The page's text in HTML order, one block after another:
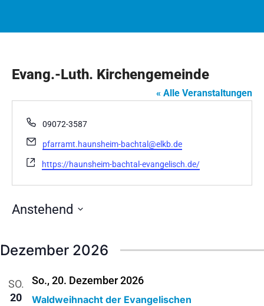
Evang.-Luth. Kirchengemeinde
« Alle Veranstaltungen
Telefon
09072-3587
Email
pfarramt.haunsheim-bachtal@elkb.de
Webseite
https://haunsheim-bachtal-evangelisch.de/
Anstehend
Dezember 2026
SO.
20
Waldweihnacht der Evangelischen
So., 20. Dezember 2026